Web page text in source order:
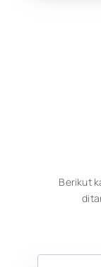
Berikut